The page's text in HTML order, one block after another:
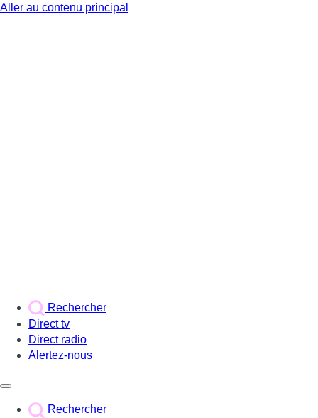
Aller au contenu principal
Rechercher
Direct tv
Direct radio
Alertez-nous
Rechercher